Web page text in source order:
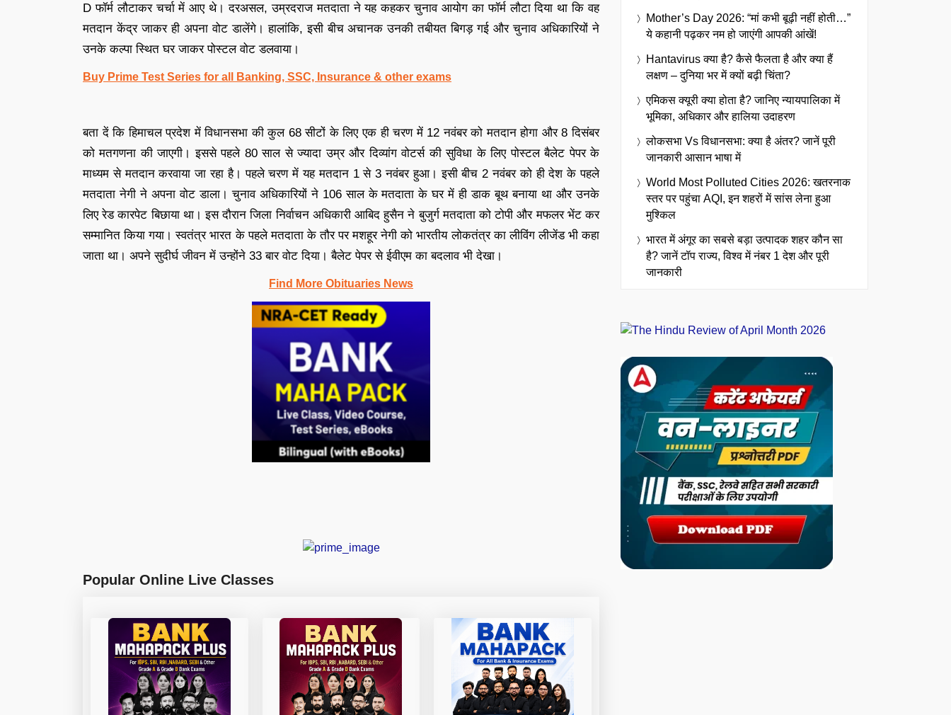
D फॉर्म लौटाकर चर्चा में आए थे। दरअसल, उम्रदराज मतदाता ने यह कहकर चुनाव आयोग का फॉर्म लौटा दिया था कि वह
मतदान केंद्र जाकर ही अपना वोट डालेंगे। हालांकि, इसी बीच अचानक उनकी तबीयत बिगड़ गई और चुनाव अधिकारियों ने
उनके कल्पा स्थित घर जाकर पोस्टल वोट डलवाया।
Buy Prime Test Series for all Banking, SSC, Insurance & other exams
बता दें कि हिमाचल प्रदेश में विधानसभा की कुल 68 सीटों के लिए एक ही चरण में 12 नवंबर को मतदान होगा और 8 दिसंबर
को मतगणना की जाएगी। इससे पहले 80 साल से ज्यादा उम्र और दिव्यांग वोटर्स की सुविधा के लिए पोस्टल बैलेट पेपर के
माध्यम से मतदान करवाया जा रहा है। पहले चरण में यह मतदान 1 से 3 नवंबर हुआ। इसी बीच 2 नवंबर को ही देश के पहले
मतदाता नेगी ने अपना वोट डाला। चुनाव अधिकारियों ने 106 साल के मतदाता के घर में ही डाक बूथ बनाया था और उनके
लिए रेड कारपेट बिछाया था। इस दौरान जिला निर्वाचन अधिकारी आबिद हुसैन ने बुजुर्ग मतदाता को टोपी और मफलर भेंट कर
सम्मानित किया गया। स्वतंत्र भारत के पहले मतदाता के तौर पर मशहूर नेगी को भारतीय लोकतंत्र का लीविंग लीजेंड भी कहा
जाता था। अपने सुदीर्घ जीवन में उन्होंने 33 बार वोट दिया। बैलेट पेपर से ईवीएम का बदलाव भी देखा।
Find More Obituaries News
Popular Online Live Classes
Mother’s Day 2026: “मां कभी बूढ़ी नहीं होती…”
ये कहानी पढ़कर नम हो जाएंगी आपकी आंखें!
Hantavirus क्या है? कैसे फैलता है और क्या हैं
लक्षण – दुनिया भर में क्यों बढ़ी चिंता?
एमिकस क्यूरी क्या होता है? जानिए न्यायपालिका में
भूमिका, अधिकार और हालिया उदाहरण
लोकसभा Vs विधानसभा: क्या है अंतर? जानें पूरी
जानकारी आसान भाषा में
World Most Polluted Cities 2026: खतरनाक
स्तर पर पहुंचा AQI, इन शहरों में सांस लेना हुआ
मुश्किल
भारत में अंगूर का सबसे बड़ा उत्पादक शहर कौन सा
है? जानें टॉप राज्य, विश्व में नंबर 1 देश और पूरी
जानकारी